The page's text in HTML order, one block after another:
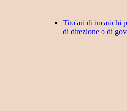
Titolari di incarichi
di direzione o di